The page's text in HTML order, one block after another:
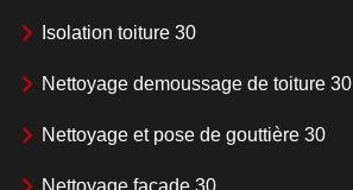
Isolation toiture 30
Nettoyage demoussage de toiture 30
Nettoyage et pose de gouttière 30